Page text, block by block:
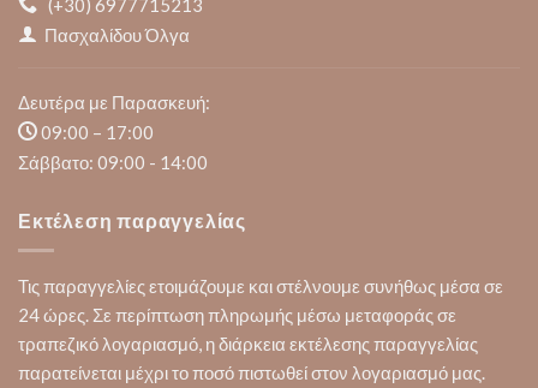
(+30) 6977715213
Πασχαλίδου Όλγα
Δευτέρα με Παρασκευή:
09:00 – 17:00
Σάββατο: 09:00 - 14:00
Εκτέλεση παραγγελίας
Τις παραγγελίες ετοιμάζουμε και στέλνουμε συνήθως μέσα σε
24 ώρες. Σε περίπτωση πληρωμής μέσω μεταφοράς σε
τραπεζικό λογαριασμό, η διάρκεια εκτέλεσης παραγγελίας
παρατείνεται μέχρι το ποσό πιστωθεί στον λογαριασμό μας.